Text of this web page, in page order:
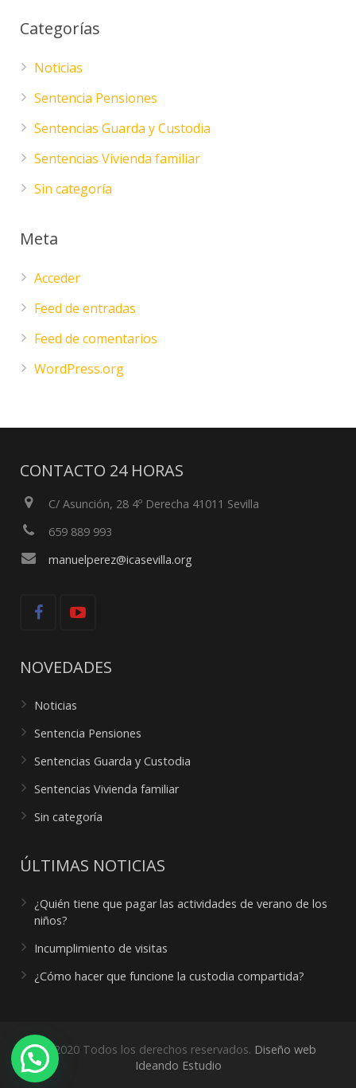
Categorías
Noticias
Sentencia Pensiones
Sentencias Guarda y Custodia
Sentencias Vivienda familiar
Sin categoría
Meta
Acceder
Feed de entradas
Feed de comentarios
WordPress.org
CONTACTO 24 HORAS
C/ Asunción, 28 4º Derecha 41011 Sevilla
659 889 993
manuelperez@icasevilla.org
NOVEDADES
Noticias
Sentencia Pensiones
Sentencias Guarda y Custodia
Sentencias Vivienda familiar
Sin categoría
ÚLTIMAS NOTICIAS
¿Quién tiene que pagar las actividades de verano de los
niños?
Incumplimiento de visitas
¿Cómo hacer que funcione la custodia compartida?
© 2020 Todos los derechos reservados. Diseño web
Ideando Estudio